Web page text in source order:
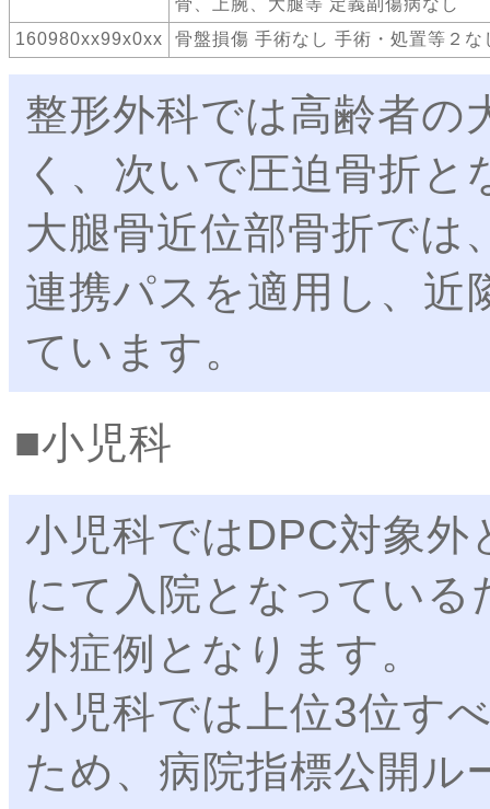
160980xx99x0xx
骨盤損傷 手術なし 手術・処置等２な
整形外科では高齢者の
く、次いで圧迫骨折と
大腿骨近位部骨折では
連携パスを適用し、近
ています。
小児科
小児科ではDPC対象外
にて入院となってい
外症例となります。
小児科では上位3位す
ため、病院指標公開ル